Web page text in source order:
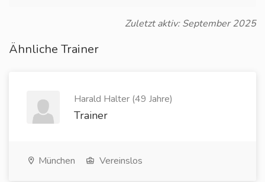
Zuletzt aktiv: September 2025
Ähnliche Trainer
Harald Halter (49 Jahre)
Trainer
München Vereinslos